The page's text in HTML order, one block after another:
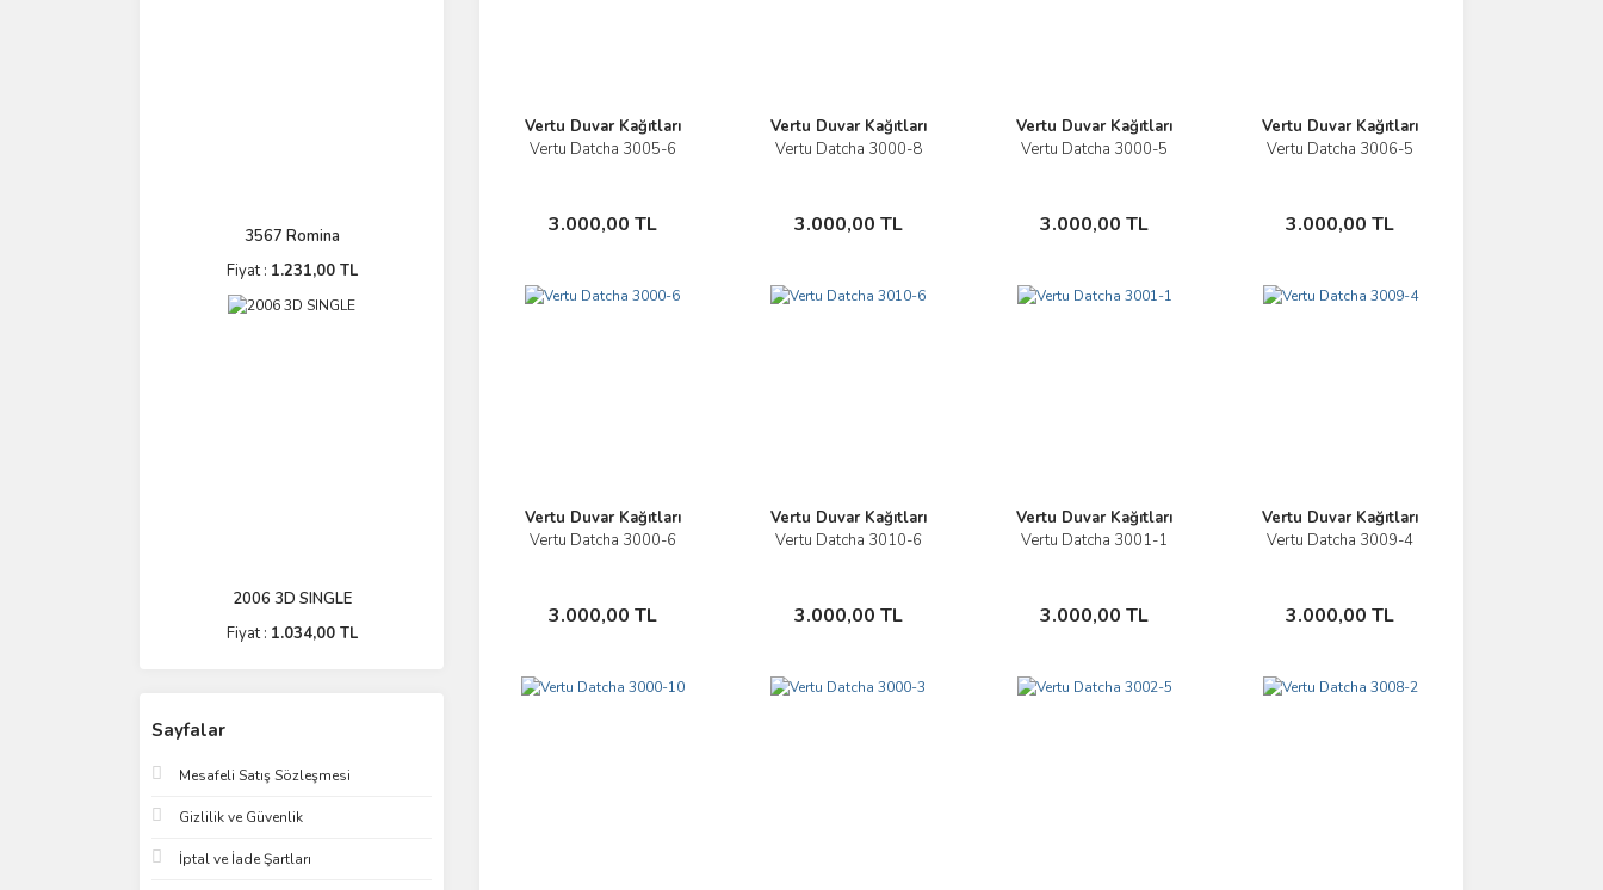
3567 Romina
Fiyat : 1.231,00 TL
2006 3D SINGLE
Fiyat : 1.034,00 TL
Sayfalar
Mesafeli Satış Sözleşmesi
Gizlilik ve Güvenlik
İptal ve İade Şartları
Vertu Duvar Kağıtları
Vertu Datcha 3005-6
3.000,00 TL
İncele
Sepete Ekle
Vertu Duvar Kağıtları
Vertu Datcha 3000-8
3.000,00 TL
İncele
Sepete Ekle
Vertu Duvar Kağıtları
Vertu Datcha 3000-5
3.000,00 TL
İncele
Sepete Ekle
Vertu Duvar Kağıtları
Vertu Datcha 3006-5
3.000,00 TL
İncele
Sepete Ekle
Vertu Duvar Kağıtları
Vertu Datcha 3000-6
3.000,00 TL
İncele
Sepete Ekle
Vertu Duvar Kağıtları
Vertu Datcha 3010-6
3.000,00 TL
İncele
Sepete Ekle
Vertu Duvar Kağıtları
Vertu Datcha 3001-1
3.000,00 TL
İncele
Sepete Ekle
Vertu Duvar Kağıtları
Vertu Datcha 3009-4
3.000,00 TL
İncele
Sepete Ekle